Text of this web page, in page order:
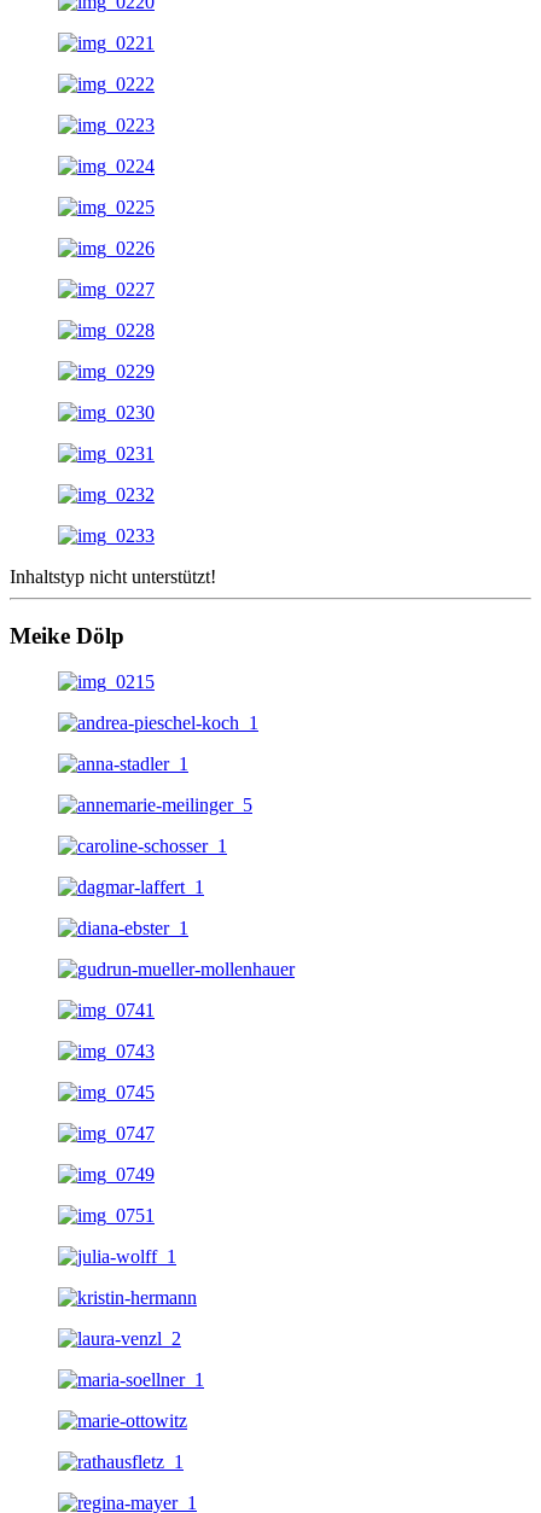
Inhaltstyp nicht unterstützt!
Meike Dölp